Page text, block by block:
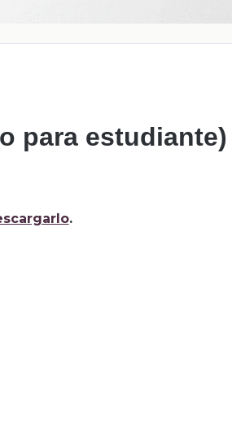
para estudiante)
.